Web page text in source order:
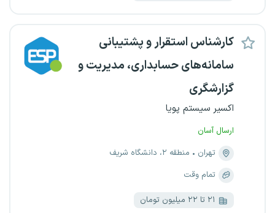
کارشناس استقرار و پشتیبانی
سامانه‌های حسابداری، مدیریت و
گزارشگری
اکسیر سیستم پویا
ارسال آسان
تهران
منطقه ۲، دانشگاه شریف
تمام وقت
۲۱ تا ۲۲ میلیون تومان